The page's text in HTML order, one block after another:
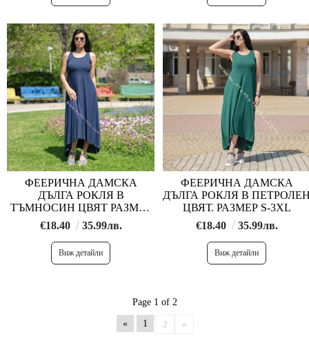
ФЕЕРИЧНА ДАМСКА
ДЪЛГА РОКЛЯ В
ТЪМНОСИН ЦВЯТ РАЗМЕР
S-4XL
€18.40 35.99лв.
Виж детайли
ФЕЕРИЧНА ДАМСКА
ДЪЛГА РОКЛЯ В
ЦВЯТ. РАЗМЕР S-3XL
€18.40
35.99лв.
Виж детайли
Page 1 of 2
« 1 2 »